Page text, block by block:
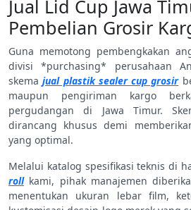
Jual Lid Cup Jawa
Pembelian Grosir
Guna memotong pembengkakan
divisi *purchasing* perusahaan
skemajual plastik sealer cup grosir
maupun pengiriman kargo
pergudangan di Jawa Timur.
dirancang khusus demi
yang optimal.
Melalui katalog spesifikasi teknis di
rollkami, pihak manajemen
menentukan ukuran lebar film,